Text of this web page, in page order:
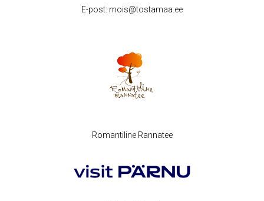
E-post: mois@tostamaa.ee
Romantiline Rannatee